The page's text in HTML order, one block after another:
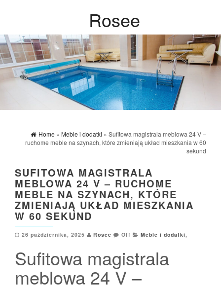
Rosee
Home » Meble i dodatki » Sufitowa magistrala meblowa 24 V –
ruchome meble na szynach, które zmieniają układ mieszkania w 60
sekund
SUFITOWA MAGISTRALA
MEBLOWA 24 V – RUCHOME
MEBLE NA SZYNACH, KTÓRE
ZMIENIAJĄ UKŁAD MIESZKANIA
W 60 SEKUND
26 października, 2025 Rosee Off Meble i dodatki,
Sufitowa magistrala
meblowa 24 V –